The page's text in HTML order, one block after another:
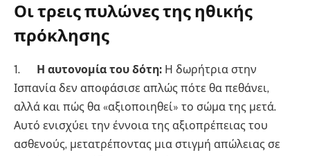
Οι τρεις πυλώνες της ηθικής
πρόκλησης
1. Η αυτονομία του δότη: Η δωρήτρια στην
Ισπανία δεν αποφάσισε απλώς πότε θα πεθάνει,
αλλά και πώς θα «αξιοποιηθεί» το σώμα της μετά.
Αυτό ενισχύει την έννοια της αξιοπρέπειας του
ασθενούς, μετατρέποντας μια στιγμή απώλειας σε